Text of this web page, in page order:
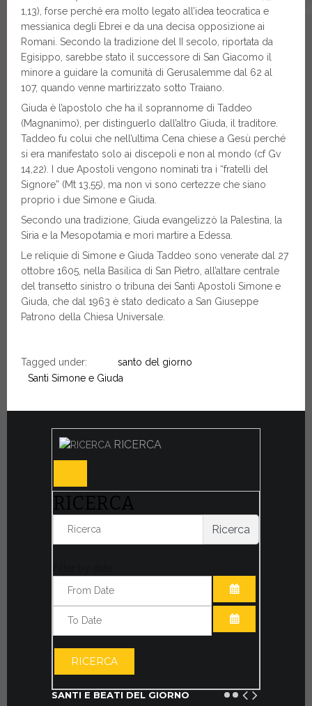
1,13), forse perché era molto legato all’idea teocratica e
messianica degli Ebrei e da una decisa opposizione ai
Romani. Secondo la tradizione del II secolo, riportata da
Egisippo, sarebbe stato il successore di San Giacomo il
minore a guidare la comunità di Gerusalemme dal 62 al
107, quando venne martirizzato sotto Traiano.
Giuda è l’apostolo che ha il soprannome di Taddeo
(Magnanimo), per distinguerlo dall’altro Giuda, il traditore.
Taddeo fu colui che nell’ultima Cena chiese a Gesù perché
si era manifestato solo ai discepoli e non al mondo (cf Gv
14,22). I due Apostoli vengono nominati tra i “fratelli del
Signore” (Mt 13,55), ma non vi sono certezze che siano
proprio i due Simone e Giuda.
Secondo una tradizione, Giuda evangelizzò la Palestina, la
Siria e la Mesopotamia e morì martire a Edessa.
Le reliquie di Simone e Giuda Taddeo sono venerate dal 27
ottobre 1605, nella Basilica di San Pietro, all’altare centrale
del transetto sinistro o tribuna dei Santi Apostoli Simone e
Giuda, che dal 1963 è stato dedicato a San Giuseppe
Patrono della Chiesa Universale.
Tagged under:
santo del giorno
Santi Simone e Giuda
RICERCA
RICERCA
Ricerca
APRI IL
RICERCA
SANTI E BEATI DEL GIORNO